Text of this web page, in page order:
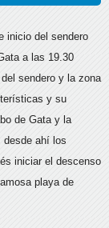
inicio del sendero
a las 19.30
sendero y la zona
y su
de Gata y la
desde ahí los
iniciar el descenso
playa de